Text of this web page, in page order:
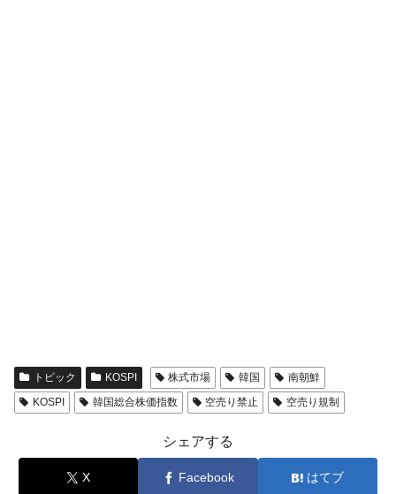
トピック KOSPI 株式市場 韓国
南朝鮮
KOSPI
韓国総合株価指数 空売り禁止 空売り規制
シェアする
X Facebook はてブ